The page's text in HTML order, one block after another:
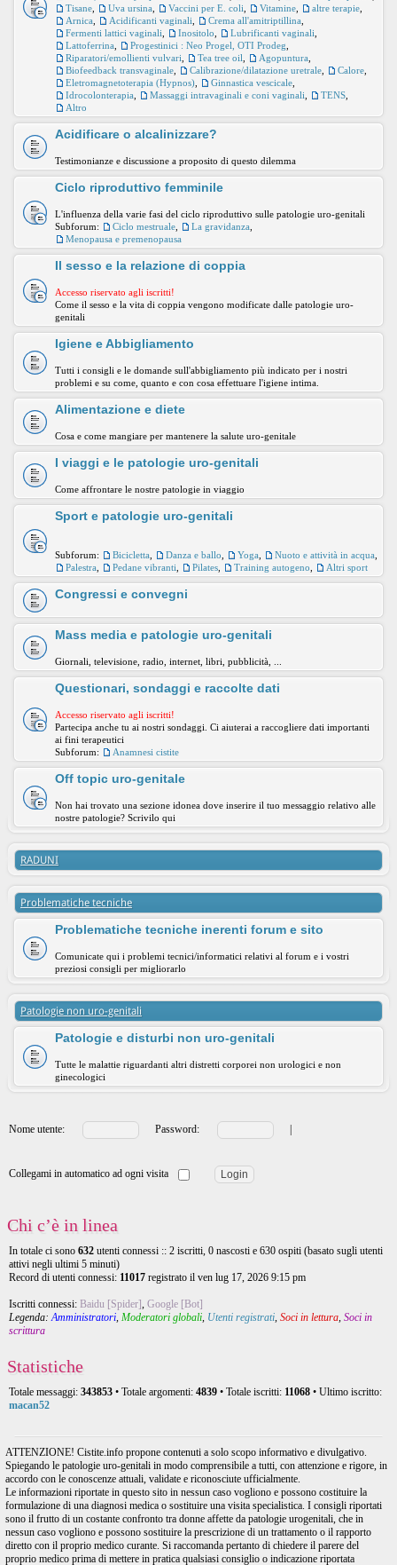
Tisane
Uva ursina Vaccini per E. coli Vitamine altre terapie
Arnica
Acidificanti vaginali Crema all'amitriptillina
Fermenti lattici vaginali
Inositolo Lubrificanti vaginali
Lattoferrina
Progestinici : Neo Progel, OTI Prodeg
Riparatori/emollienti vulvari
Tea tree oil Agopuntura
Biofeedback transvaginale
Calibrazione/dilatazione uretrale Calore
Eletromagnetoterapia (Hypnos)
Ginnastica vescicale
Idrocolonterapia
Massaggi intravaginali e coni vaginali TENS
Altro
Acidificare o alcalinizzare?
Testimonianze e discussione a proposito di questo dilemma
Ciclo riproduttivo femminile
L'influenza della varie fasi del ciclo riproduttivo sulle patologie uro-genitali
Subforum:
Ciclo mestruale La gravidanza
Menopausa e premenopausa
Il sesso e la relazione di coppia
Accesso riservato agli iscritti!
Come il sesso e la vita di coppia vengono modificate dalle patologie uro-
genitali
Igiene e Abbigliamento
Tutti i consigli e le domande sull'abbigliamento più indicato per i nostri
problemi e su come, quanto e con cosa effettuare l'igiene intima.
Alimentazione e diete
Cosa e come mangiare per mantenere la salute uro-genitale
I viaggi e le patologie uro-genitali
Come affrontare le nostre patologie in viaggio
Sport e patologie uro-genitali
Subforum: Bicicletta Danza e ballo Yoga Nuoto e attività in acqua
Palestra
Pedane vibranti Pilates Training autogeno Altri sport
Congressi e convegni
Mass media e patologie uro-genitali
Giornali, televisione, radio, internet, libri, pubblicità, ...
Questionari, sondaggi e raccolte dati
Accesso riservato agli iscritti!
Partecipa anche tu ai nostri sondaggi. Ci aiuterai a raccogliere dati importanti
ai fini terapeutici
Subforum:
Anamnesi cistite
Off topic uro-genitale
Non hai trovato una sezione idonea dove inserire il tuo messaggio relativo alle
nostre patologie? Scrivilo qui
RADUNI
Problematiche tecniche
Problematiche tecniche inerenti forum e sito
Comunicate qui i problemi tecnici/informatici relativi al forum e i vostri
preziosi consigli per migliorarlo
Patologie non uro-genitali
Patologie e disturbi non uro-genitali
Tutte le malattie riguardanti altri distretti corporei non urologici e non
ginecologici
Nome utente: Password:
Collegami in automatico ad ogni visita
Chi c’è in linea
In totale ci sono 632 utenti connessi :: 2 iscritti, 0 nascosti e 630 ospiti (basato sugli utenti
attivi negli ultimi 5 minuti)
Record di utenti connessi: 11017 registrato il ven lug 17, 2026 9:15 pm
Iscritti connessi: Baidu [Spider], Google [Bot]
Legenda:Amministratori, Moderatori globali, Utenti registrati, Soci in lettura, Soci in
scrittura
Statistiche
Totale messaggi: 343853 • Totale argomenti: 4839 • Totale iscritti: 11068 • Ultimo iscritto:
macan52
ATTENZIONE! Cistite.info propone contenuti a solo scopo informativo e divulgativo.
Spiegando le patologie uro-genitali in modo comprensibile a tutti, con attenzione e rigore, in
accordo con le conoscenze attuali, validate e riconosciute ufficialmente.
Le informazioni riportate in questo sito in nessun caso vogliono e possono costituire la
formulazione di una diagnosi medica o sostituire una visita specialistica. I consigli riportati
sono il frutto di un costante confronto tra donne affette da patologie urogenitali, che in
nessun caso vogliono e possono sostituire la prescrizione di un trattamento o il rapporto
diretto con il proprio medico curante. Si raccomanda pertanto di chiedere il parere del
proprio medico prima di mettere in pratica qualsiasi consiglio o indicazione riportata